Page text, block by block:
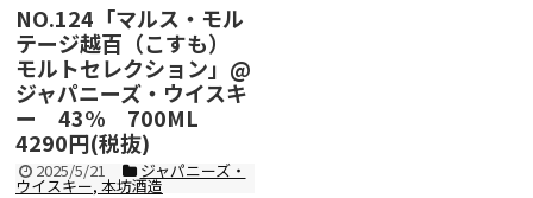
NO.124「マルス・モル
テージ越百（こすも）
モルトセレクション」@
ジャパニーズ・ウイスキ
ー 43% 700ML
4290円(税抜)
2025/5/21 ジャパニーズ・
ウイスキー, 本坊酒造